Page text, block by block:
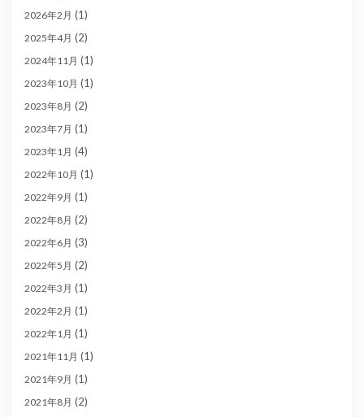
2026年2月 (1)
2025年4月 (2)
2024年11月 (1)
2023年10月 (1)
2023年8月 (2)
2023年7月 (1)
2023年1月 (4)
2022年10月 (1)
2022年9月 (1)
2022年8月 (2)
2022年6月 (3)
2022年5月 (2)
2022年3月 (1)
2022年2月 (1)
2022年1月 (1)
2021年11月 (1)
2021年9月 (1)
2021年8月 (2)